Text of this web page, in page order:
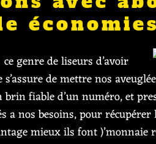
genre de liseurs d’avoir
de mettre nos
fiable d’un numéro, et
a nos besoins, pour
mieux ils font